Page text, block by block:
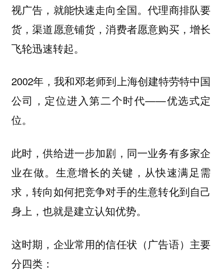
视广告，就能快速走向全国。代理商排队要
货，渠道愿意铺货，消费者愿意购买，增长
飞轮迅速转起。
2002年，我和邓老师到上海创建特劳特中国
公司，定位进入第二个时代——优选式定
位。
此时，供给进一步加剧，同一业务有多家企
业在做。生意增长的关键，从快速满足需
求，转向如何把竞争对手的生意转化到自己
身上，也就是建立认知优势。
这时期，企业常用的信任状（广告语）主要
分四类：